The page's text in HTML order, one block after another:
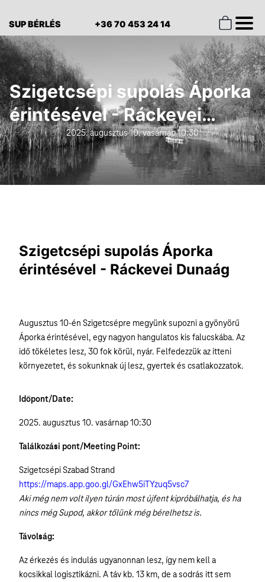
SUP BÉRLÉS +36 70 453 24 14
Szigetcsépi supolás Áporka
érintésével - Ráckevei
Dunaág2025. augusztus 10. vasárnap 10:30
Szigetcsépi supolás Áporka
érintésével - Ráckevei Dunaág
Augusztus 10-én Szigetcsépre megyünk supozni a gyönyörű
Áporka érintésével, egy nagyon hangulatos kis falucskába. Az
idő tökéletes lesz, 30 fok körül, nyár. Felfedezzük az itteni
környezetet, és sokunknak új lesz, gyertek és csatlakozzatok.
Időpont/Date:
2025. augusztus 10. vasárnap 10:30
Találkozási pont/Meeting Point:
Szigetcsépi Szabad Strand
https://maps.app.goo.gl/GxEhw5iTYzuq5vsc7
Aki még nem volt ilyen túrán most újfent kipróbálhatja, és ha
nincs még Supod, akkor tőlünk még bérelhetsz is.
Távolság:
Az érkezés és indulás ugyanonnan lesz, így nem kell a
kocsikkal logisztikázni. A táv kb. 13 km, de a sodrás itt sem